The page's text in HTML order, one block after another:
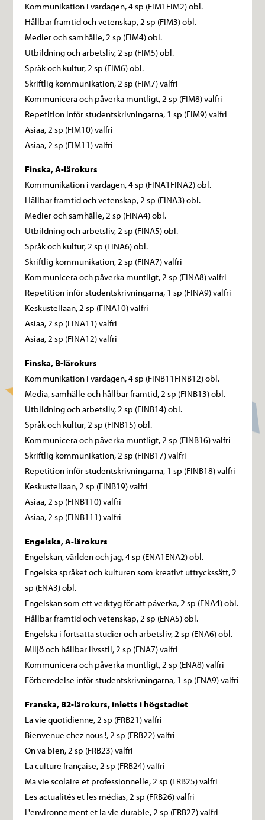
Kommunikation i vardagen, 4 sp (FIM1FIM2) obl.
Hållbar framtid och vetenskap, 2 sp (FIM3) obl.
Medier och samhälle, 2 sp (FIM4) obl.
Utbildning och arbetsliv, 2 sp (FIM5) obl.
Språk och kultur, 2 sp (FIM6) obl.
Skriftlig kommunikation, 2 sp (FIM7) valfri
Kommunicera och påverka muntligt, 2 sp (FIM8) valfri
Repetition inför studentskrivningarna, 1 sp (FIM9) valfri
Asiaa, 2 sp (FIM10) valfri
Asiaa, 2 sp (FIM11) valfri
Finska, A-lärokurs
Kommunikation i vardagen, 4 sp (FINA1FINA2) obl.
Hållbar framtid och vetenskap, 2 sp (FINA3) obl.
Medier och samhälle, 2 sp (FINA4) obl.
Utbildning och arbetsliv, 2 sp (FINA5) obl.
Språk och kultur, 2 sp (FINA6) obl.
Skriftlig kommunikation, 2 sp (FINA7) valfri
Kommunicera och påverka muntligt, 2 sp (FINA8) valfri
Repetition inför studentskrivningarna, 1 sp (FINA9) valfri
Keskustellaan, 2 sp (FINA10) valfri
Asiaa, 2 sp (FINA11) valfri
Asiaa, 2 sp (FINA12) valfri
Finska, B-lärokurs
Kommunikation i vardagen, 4 sp (FINB11FINB12) obl.
Media, samhälle och hållbar framtid, 2 sp (FINB13) obl.
Utbildning och arbetsliv, 2 sp (FINB14) obl.
Språk och kultur, 2 sp (FINB15) obl.
Kommunicera och påverka muntligt, 2 sp (FINB16) valfri
Skriftlig kommunikation, 2 sp (FINB17) valfri
Repetition inför studentskrivningarna, 1 sp (FINB18) valfri
Keskustellaan, 2 sp (FINB19) valfri
Asiaa, 2 sp (FINB110) valfri
Asiaa, 2 sp (FINB111) valfri
Engelska, A-lärokurs
Engelskan, världen och jag, 4 sp (ENA1ENA2) obl.
Engelska språket och kulturen som kreativt uttryckssätt, 2
sp (ENA3) obl.
Engelskan som ett verktyg för att påverka, 2 sp (ENA4) obl.
Hållbar framtid och vetenskap, 2 sp (ENA5) obl.
Engelska i fortsatta studier och arbetsliv, 2 sp (ENA6) obl.
Miljö och hållbar livsstil, 2 sp (ENA7) valfri
Kommunicera och påverka muntligt, 2 sp (ENA8) valfri
Förberedelse inför studentskrivningarna, 1 sp (ENA9) valfri
Franska, B2-lärokurs, inletts i högstadiet
La vie quotidienne, 2 sp (FRB21) valfri
Bienvenue chez nous !, 2 sp (FRB22) valfri
On va bien, 2 sp (FRB23) valfri
La culture française, 2 sp (FRB24) valfri
Ma vie scolaire et professionnelle, 2 sp (FRB25) valfri
Les actualités et les médias, 2 sp (FRB26) valfri
L'environnement et la vie durable, 2 sp (FRB27) valfri